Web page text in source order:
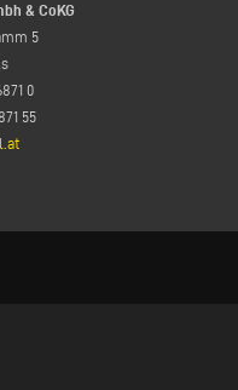
& CoKG
5
0
55